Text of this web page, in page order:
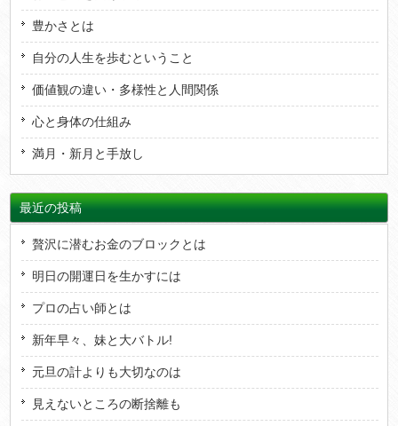
豊かさとは
自分の人生を歩むということ
価値観の違い・多様性と人間関係
心と身体の仕組み
満月・新月と手放し
最近の投稿
贅沢に潜むお金のブロックとは
明日の開運日を生かすには
プロの占い師とは
新年早々、妹と大バトル!
元旦の計よりも大切なのは
見えないところの断捨離も